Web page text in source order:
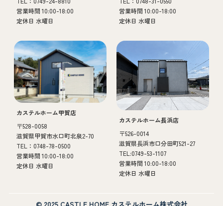
営業時間 10:00-18:00
定休日 水曜日
営業時間 10:00-18:00
定休日 水曜日
カステルホーム甲賀店
〒528-0058
滋賀県甲賀市水口町北泉2-70
TEL：0748-78-0500
営業時間 10:00-18:00
定休日 水曜日
カステルホーム長浜店
〒526-0014
滋賀県長浜市口分田町521-27
TEL:0749-53-1107
営業時間 10:00-18:00
定休日 水曜日
© 2025 CASTLE HOME カステルホーム株式会社